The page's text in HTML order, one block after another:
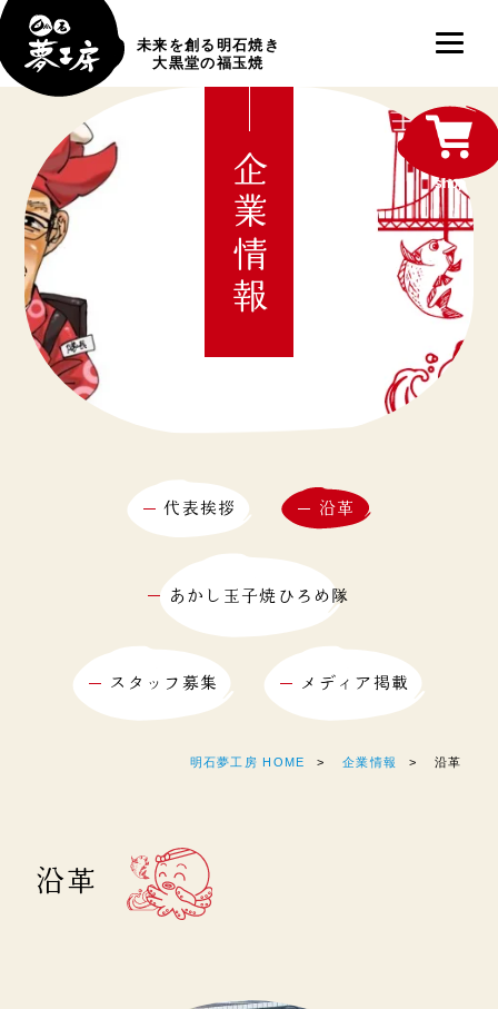
未来を創る明石焼き
大黒堂の福玉焼
企業情報
代表挨拶 沿革
あかし玉子焼ひろめ隊
スタッフ募集 メディア掲載
明石夢工房 HOME 企業情報 沿革
沿革
shop